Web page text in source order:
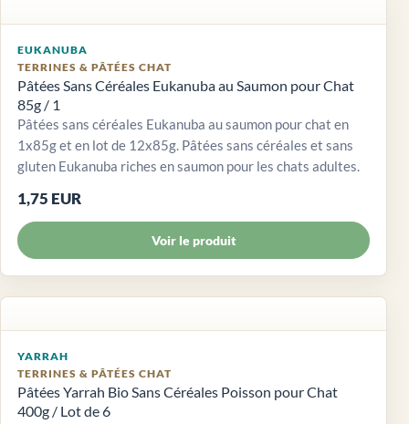
EUKANUBA
TERRINES & PÂTÉES CHAT
Pâtées Sans Céréales Eukanuba au Saumon pour Chat
85g / 1
Pâtées sans céréales Eukanuba au saumon pour chat en
1x85g et en lot de 12x85g. Pâtées sans céréales et sans
gluten Eukanuba riches en saumon pour les chats adultes.
1,75 EUR
Voir le produit
YARRAH
TERRINES & PÂTÉES CHAT
Pâtées Yarrah Bio Sans Céréales Poisson pour Chat
400g / Lot de 6